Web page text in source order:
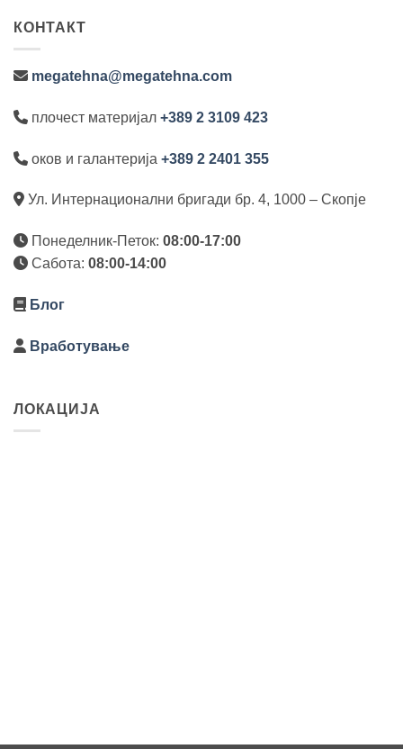
КОНТАКТ
megatehna@megatehna.com
плочест материјал +389 2 3109 423
оков и галантерија +389 2 2401 355
Ул. Интернационални бригади бр. 4, 1000 – Скопје
Понеделник-Петок: 08:00-17:00
Сабота: 08:00-14:00
Блог
Вработување
ЛОКАЦИЈА